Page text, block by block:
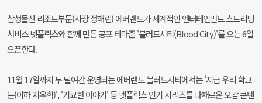
삼성물산 리조트부문(사장 정해린) 에버랜드가 세계적인 엔터테인먼트 스트리밍
서비스 넷플릭스와 함께 만든 공포 테마존 '블러드시티(Blood City)'를 오는 6일
오픈한다.
11월 17일까지 두 달여간 운영되는 에버랜드 블러드시티에서는 '지금 우리 학교
는(이하 지우학)', '기묘한 이야기' 등 넷플릭스 인기 시리즈를 다채로운 오감 콘텐